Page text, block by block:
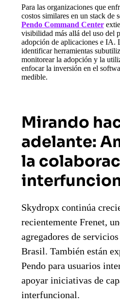
Para las organizaciones que
costos similares en un stack de
Pendo Command Center
visibilidad más allá del uso del
adopción de aplicaciones e IA.
identificar herramientas
monitorear la adopción y la
enfocar la inversión en el
medible.
Mirando
adelante:
la
Skydropx continúa
recientemente Frenet,
agregadores de
Brasil. También están
Pendo para usuarios
apoyar iniciativas de
interfuncional.